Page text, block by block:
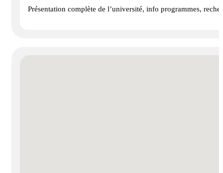
Présentation complète de l’université, info programmes,